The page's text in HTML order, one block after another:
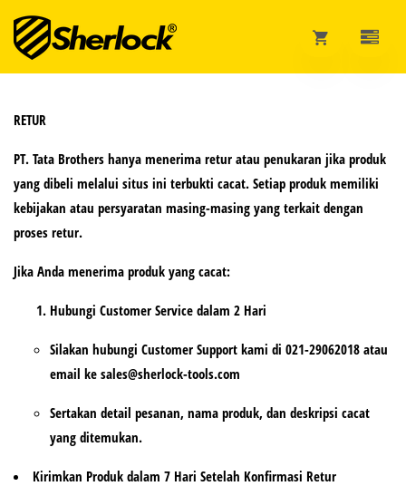
RETUR
PT. Tata Brothers hanya menerima retur atau penukaran jika produk
yang dibeli melalui situs ini terbukti cacat. Setiap produk memiliki
kebijakan atau persyaratan masing-masing yang terkait dengan
proses retur.
Jika Anda menerima produk yang cacat:
Hubungi Customer Service dalam 2 Hari
Silakan hubungi Customer Support kami di 021-29062018 atau
email ke sales@sherlock-tools.com
Sertakan detail pesanan, nama produk, dan deskripsi cacat
yang ditemukan.
Kirimkan Produk dalam 7 Hari Setelah Konfirmasi Retur